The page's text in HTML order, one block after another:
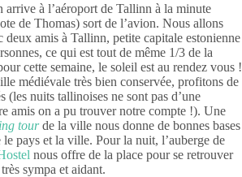
arrive à l’aéroport de Tallinn à la minute
de Thomas) sort de l’avion. Nous allons
deux amis à Tallinn, petite capitale estonienne
ce qui est tout de même 1/3 de la
cette semaine, le soleil est au rendez vous !
médiévale très bien conservée, profitons de
(les nuits tallinoises ne sont pas d’une
amis on a pu trouver notre compte !). Une
tourde la ville nous donne de bonnes bases
pays et la ville. Pour la nuit, l’auberge de
nous offre de la place pour se retrouver
sympa et aidant.